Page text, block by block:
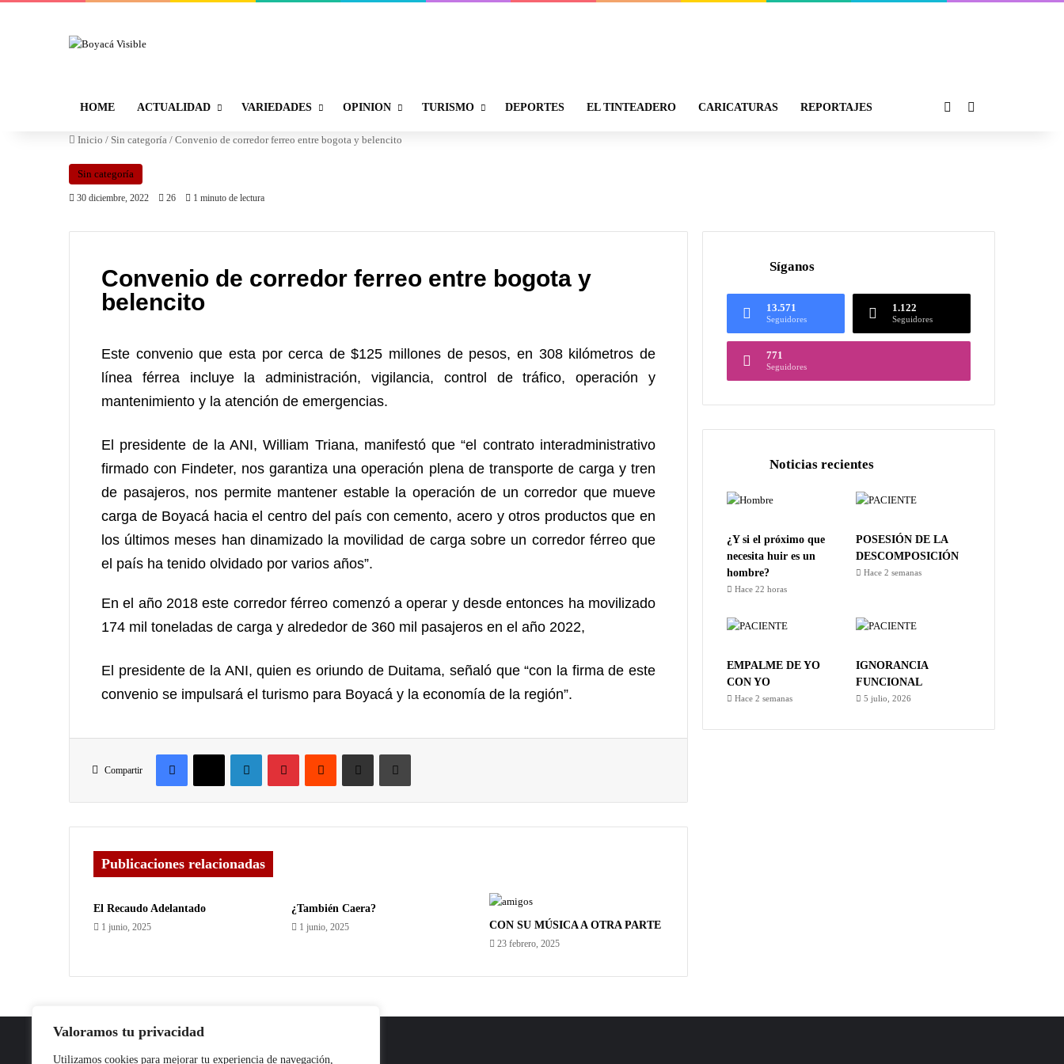
Valoramos tu privacidad
Utilizamos cookies para mejorar tu experiencia de navegación,
HOME ACTUALIDAD VARIEDADES OPINION TURISMO DEPORTES EL TINTEADERO CARICATURAS REPORTAJES
Inicio / Sin categoría / Convenio de corredor ferreo entre bogota y belencito
Sin categoría
30 diciembre, 2022 26 1 minuto de lectura
Convenio de corredor ferreo entre bogota y
belencito
Este convenio que esta por cerca de $125 millones de pesos, en 308 kilómetros de
línea férrea incluye la administración, vigilancia, control de tráfico, operación y
mantenimiento y la atención de emergencias.
El presidente de la ANI, William Triana, manifestó que “el contrato interadministrativo
firmado con Findeter, nos garantiza una operación plena de transporte de carga y tren
de pasajeros, nos permite mantener estable la operación de un corredor que mueve
carga de Boyacá hacia el centro del país con cemento, acero y otros productos que en
los últimos meses han dinamizado la movilidad de carga sobre un corredor férreo que
el país ha tenido olvidado por varios años”.
En el año 2018 este corredor férreo comenzó a operar y desde entonces ha movilizado
174 mil toneladas de carga y alrededor de 360 mil pasajeros en el año 2022,
El presidente de la ANI, quien es oriundo de Duitama, señaló que “con la firma de este
convenio se impulsará el turismo para Boyacá y la economía de la región”.
Compartir
Publicaciones relacionadas
El Recaudo Adelantado
1 junio, 2025
¿También Caera?
1 junio, 2025 CON SU MÚSICA A OTRA PARTE
23 febrero, 2025
Síganos
13.571
Seguidores
1.122
Seguidores
771
Seguidores
Noticias recientes
¿Y si el próximo que
necesita huir es un
hombre?
Hace 22 horas
POSESIÓN DE LA
DESCOMPOSICIÓN
Hace 2 semanas
EMPALME DE YO
CON YO
Hace 2 semanas
IGNORANCIA
FUNCIONAL
5 julio, 2026